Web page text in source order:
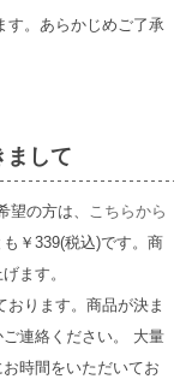
す。あらかじめご了承
まして
の方は、 こちらから
￥339(税込)です。商
ます。
ります。商品が決ま
連絡ください。 大量
時間をいただいてお